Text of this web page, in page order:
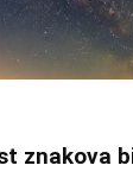
znakova